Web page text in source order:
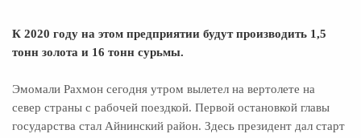
К 2020 году на этом предприятии будут производить 1,5
тонн золота и 16 тонн сурьмы.
Эмомали Рахмон cегодня утром вылетел на вертолете на
север страны с рабочей поездкой. Первой остановкой главы
государства стал Айнинский район. Здесь президент дал старт